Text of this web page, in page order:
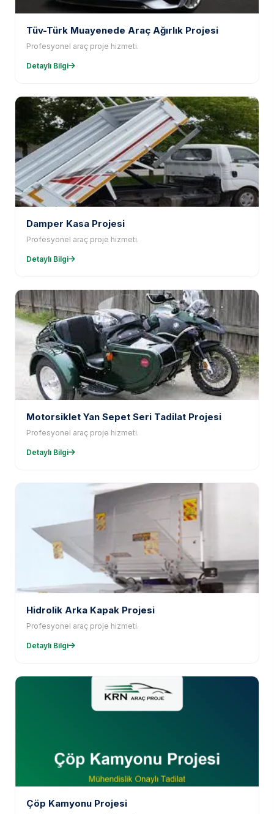
Tüv-Türk Muayenede Araç Ağırlık Projesi
Profesyonel araç proje hizmeti.
Detaylı Bilgi
Damper Kasa Projesi
Profesyonel araç proje hizmeti.
Detaylı Bilgi
Motorsiklet Yan Sepet Seri Tadilat Projesi
Profesyonel araç proje hizmeti.
Detaylı Bilgi
Hidrolik Arka Kapak Projesi
Profesyonel araç proje hizmeti.
Detaylı Bilgi
Çöp Kamyonu Projesi